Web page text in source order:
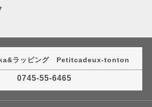
ラッピング Petitcadeux-tonton
0745-55-6465